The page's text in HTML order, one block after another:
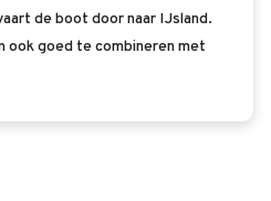
de boot door naar IJsland.
ook goed te combineren met